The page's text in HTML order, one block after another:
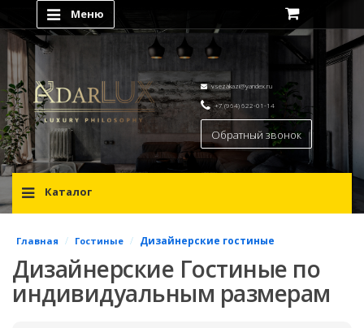
Меню
vsezakazi@yandex.ru
+7 (964) 622-01-14
Обратный звонок
Каталог
Главная / Гостиные / Дизайнерские гостиные
Дизайнерские Гостиные по
индивидуальным размерам